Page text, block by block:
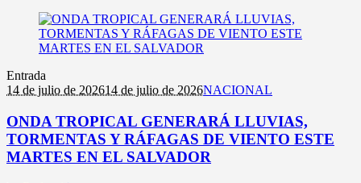
Entrada
14 de julio de 202614 de julio de 2026NACIONAL
ONDA TROPICAL GENERARÁ LLUVIAS,
TORMENTAS Y RÁFAGAS DE VIENTO ESTE
MARTES EN EL SALVADOR